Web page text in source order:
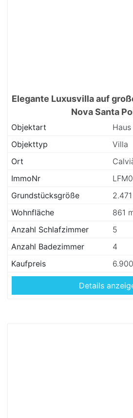
Elegante Luxusvilla auf
Nova Santa
Objektart
Haus
Objekttyp
Villa
Ort
ImmoNr
Grundstücksgröße
Wohnfläche
861
Anzahl Schlafzimmer
5
Anzahl Badezimmer
4
Kaufpreis
Details